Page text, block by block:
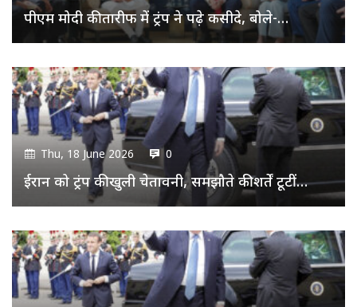
पीएम मोदी की तारीफ में ट्रंप ने पढ़े कसीदे, बोले-…
Thu, 18 June 2026 0
ईरान को ट्रंप की खुली चेतावनी, समझौते की शर्तें टूटीं…